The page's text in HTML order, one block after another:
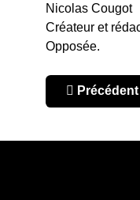
Nicolas Cougot
Créateur et
Opposée.
Article
Précédent